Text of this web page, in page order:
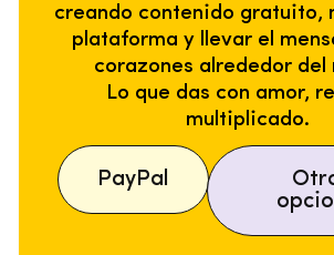
creando contenido gratuito,
plataforma y llevar el
corazones alrededor del
Lo que das con amor,
multiplicado.
PayPal